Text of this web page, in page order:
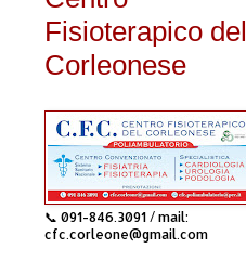
Fisioterapico del
Corleonese
📞 091-846.3091 / mail:
cfc.corleone@gmail.com